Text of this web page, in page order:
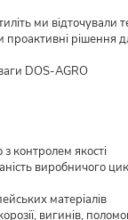
ми відточували
проактивні рішення
DOS-AGRO
контролем якості
виробничого
матеріалів
вигинів,